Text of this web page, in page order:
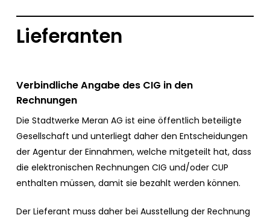
Lieferanten
Verbindliche Angabe des CIG in den
Rechnungen
Die Stadtwerke Meran AG ist eine öffentlich beteiligte
Gesellschaft und unterliegt daher den Entscheidungen
der Agentur der Einnahmen, welche mitgeteilt hat, dass
die elektronischen Rechnungen CIG und/oder CUP
enthalten müssen, damit sie bezahlt werden können.
Der Lieferant muss daher bei Ausstellung der Rechnung